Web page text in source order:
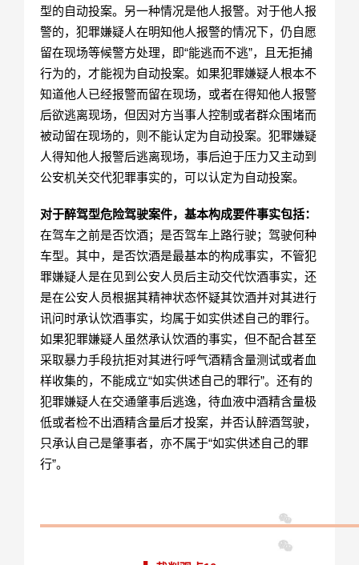
型的自动投案。另一种情况是他人报警。对于他人报
警的，犯罪嫌疑人在明知他人报警的情况下，仍自愿
留在现场等候警方处理，即“能逃而不逃”，且无拒捕
行为的，才能视为自动投案。如果犯罪嫌疑人根本不
知道他人已经报警而留在现场，或者在得知他人报警
后欲逃离现场，但因对方当事人控制或者群众围堵而
被动留在现场的，则不能认定为自动投案。犯罪嫌疑
人得知他人报警后逃离现场，事后迫于压力又主动到
公安机关交代犯罪事实的，可以认定为自动投案。
对于醉驾型危险驾驶案件，基本构成要件事实包括：
在驾车之前是否饮酒；是否驾车上路行驶；驾驶何种
车型。其中，是否饮酒是最基本的构成事实，不管犯
罪嫌疑人是在见到公安人员后主动交代饮酒事实，还
是在公安人员根据其精神状态怀疑其饮酒并对其进行
讯问时承认饮酒事实，均属于如实供述自己的罪行。
如果犯罪嫌疑人虽然承认饮酒的事实，但不配合甚至
采取暴力手段抗拒对其进行呼气酒精含量测试或者血
样收集的，不能成立“如实供述自己的罪行”。还有的
犯罪嫌疑人在交通肇事后逃逸，待血液中酒精含量极
低或者检不出酒精含量后才投案，并否认醉酒驾驶，
只承认自己是肇事者，亦不属于“如实供述自己的罪
行”。